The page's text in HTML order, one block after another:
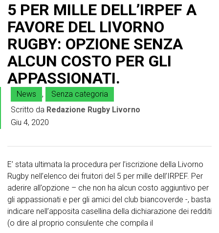
5 PER MILLE DELL’IRPEF A
FAVORE DEL LIVORNO
RUGBY: OPZIONE SENZA
ALCUN COSTO PER GLI
APPASSIONATI.
News ,
Senza categoria
Scritto da Redazione Rugby Livorno
Giu 4, 2020
E’ stata ultimata la procedura per l’iscrizione della Livorno
Rugby nell’elenco dei fruitori del 5 per mille dell’IRPEF. Per
aderire all’opzione – che non ha alcun costo aggiuntivo per
gli appassionati e per gli amici del club biancoverde -, basta
indicare nell’apposita casellina della dichiarazione dei redditi
(o dire al proprio consulente che compila il